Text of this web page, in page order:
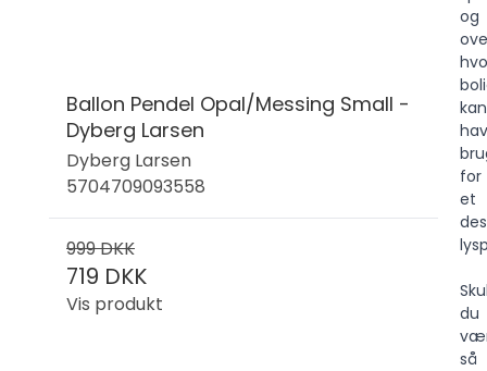
Ballon Pendel Opal/Messing Small -
Dyberg Larsen
Dyberg Larsen
5704709093558
999 DKK
719 DKK
Vis produkt
og
kan
for
et
du
så